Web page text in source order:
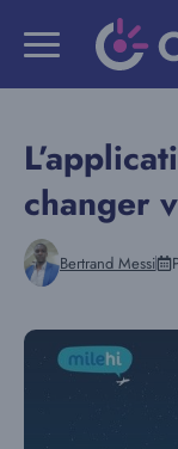
changer
Bertrand Messi